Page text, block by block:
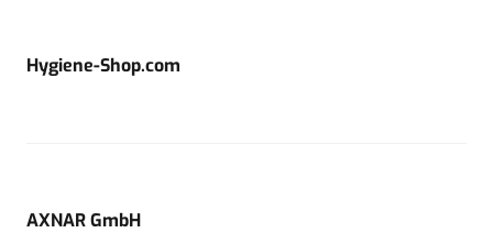
Hygiene-Shop.com
AXNAR GmbH